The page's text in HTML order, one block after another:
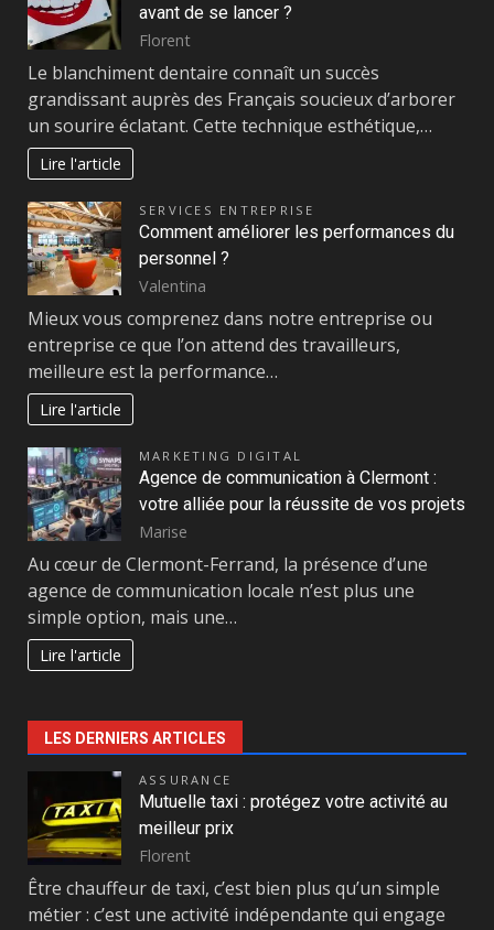
avant de se lancer ?
Florent
Le blanchiment dentaire connaît un succès
grandissant auprès des Français soucieux d’arborer
un sourire éclatant. Cette technique esthétique,…
Lire l'article
SERVICES ENTREPRISE
Comment améliorer les performances du
personnel ?
Valentina
Mieux vous comprenez dans notre entreprise ou
entreprise ce que l’on attend des travailleurs,
meilleure est la performance…
Lire l'article
MARKETING DIGITAL
Agence de communication à Clermont :
votre alliée pour la réussite de vos projets
Marise
Au cœur de Clermont-Ferrand, la présence d’une
agence de communication locale n’est plus une
simple option, mais une…
Lire l'article
LES DERNIERS ARTICLES
ASSURANCE
Mutuelle taxi : protégez votre activité au
meilleur prix
Florent
Être chauffeur de taxi, c’est bien plus qu’un simple
métier : c’est une activité indépendante qui engage